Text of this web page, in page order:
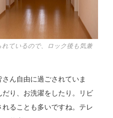
ているので、ロック後も気兼
ん自由に過ごされていま
り、お洗濯をしたり。リビ
ることも多いですね。テレ